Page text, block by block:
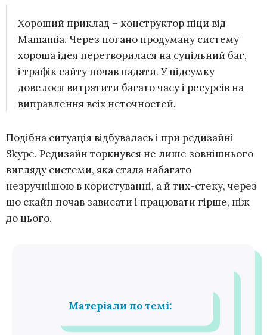
Хороший приклад – конструктор піци від
Mamamia. Через погано продуману систему
хороша ідея перетворилася на суцільний баг,
і трафік сайту почав падати. У підсумку
довелося витратити багато часу і ресурсів на
виправлення всіх неточностей.
Подібна ситуація відбувалась і при редизайні
Skype. Редизайн торкнувся не лише зовнішнього
вигляду системи, яка стала набагато
незручнішою в користуванні, а й тих-стеку, через
що скайп почав зависати і працювати гірше, ніж
до цього.
Матеріали по темі: